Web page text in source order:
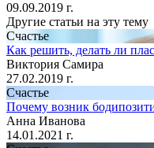
09.09.2019 г.
Другие статьи на эту тему
Счастье
Как решить, делать ли
Виктория Самира
27.02.2019 г.
Счастье
Почему возник
Анна Иванова
14.01.2021 г.